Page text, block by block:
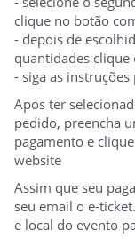
clique no botão
- depois de
quantidades
- siga as
Apos ter
pedido, preencha
pagamento e
website
Assim que seu
seu email o e-
e local do evento